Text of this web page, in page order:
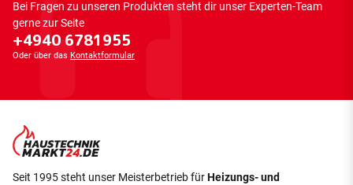
Bei Fragen zu unseren Produkten steht dir unser Experten-Team
gerne zur Seite
+4940 6781955
Oder über das Kontaktformular
Seit 1995 steht unser Meisterbetrieb fürHeizungs- und